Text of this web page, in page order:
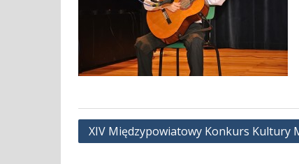
Nawigacja
XIV Międzypowiatowy Konkurs Kultury